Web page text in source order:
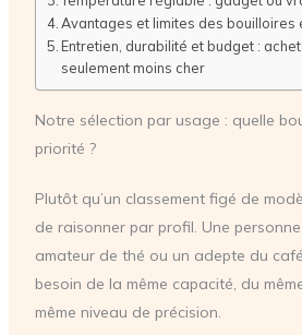
Avantages et limites des bouilloires
Entretien, durabilité et budget :
seulement moins cher
Notre sélection par usage : quelle
priorité ?
Plutôt qu’un classement figé de
de raisonner par profil. Une
amateur de thé ou un adepte du
besoin de la même capacité, du
même niveau de précision.